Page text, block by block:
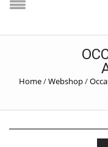
Home/Webshop/